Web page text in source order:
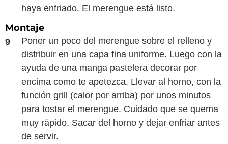
haya enfriado. El merengue está listo.
Montaje
Poner un poco del merengue sobre el relleno y
distribuir en una capa fina uniforme. Luego con la
ayuda de una manga pastelera decorar por
encima como te apetezca. Llevar al horno, con la
función grill (calor por arriba) por unos minutos
para tostar el merengue. Cuidado que se quema
muy rápido. Sacar del horno y dejar enfriar antes
de servir.